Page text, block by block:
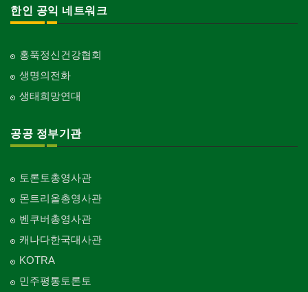
한인 공익 네트워크
홍푹정신건강협회
생명의전화
생태희망연대
공공 정부기관
토론토총영사관
몬트리올총영사관
벤쿠버총영사관
캐나다한국대사관
KOTRA
민주평통토론토